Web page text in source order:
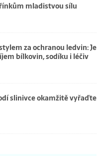
mladistvou sílu
za ochranou ledvin: Je
bílkovin, sodíku i léčiv
slinivce okamžitě vyřaďte